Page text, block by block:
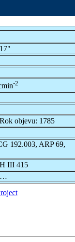
-2
Rok objevu: 1785
192.003, ARP 69,
H III 415
…